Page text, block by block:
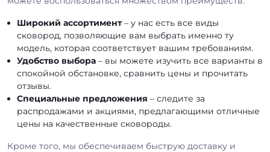
Широкий ассортимент– у нас есть все виды
сковород, позволяющие вам выбрать именно ту
модель, которая соответствует вашим требованиям.
Удобство выбора – вы можете изучить все варианты в
спокойной обстановке, сравнить цены и прочитать
отзывы.
Специальные предложения – следите за
распродажами и акциями, предлагающими отличные
цены на качественные сковороды.
Кроме того, мы обеспечиваем быструю доставку и